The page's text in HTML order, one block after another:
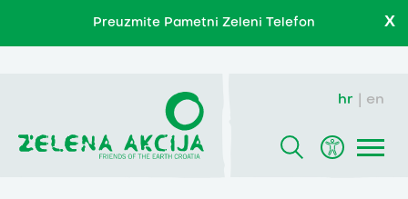
Preuzmite Pametni Zeleni Telefon X
hr en